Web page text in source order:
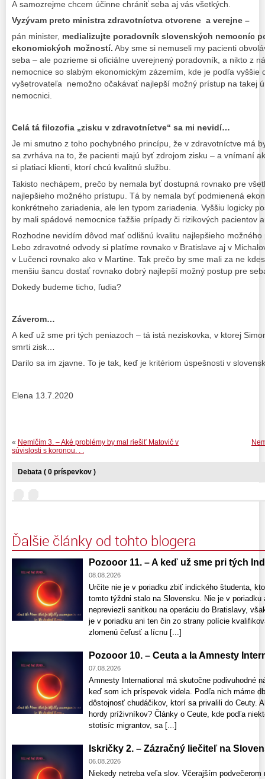
A samozrejme chcem účinne chrániť seba aj vás všetkých.
Vyzývam preto ministra zdravotníctva otvorene a verejne –
pán minister, medializujte poradovník slovenských nemocníc
ekonomických možností. Aby sme si nemuseli my pacienti
seba – ale pozrieme si oficiálne uverejnený poradovník, a nikto z
nemocnice so slabým ekonomickým zázemím, kde je podľa vyššie
vyšetrovateľa nemožno očakávať najlepší možný prístup na takej
nemocnici.
Celá tá filozofia „zisku v zdravotníctve“ sa mi nevidí…
Je mi smutno z toho pochybného princípu, že v zdravotníctve má
sa zvrháva na to, že pacienti majú byť zdrojom zisku – a vnímaní
si platiaci klienti, ktorí chcú kvalitnú službu.
Takisto nechápem, prečo by nemala byť dostupná rovnako pre
najlepšieho možného prístupu. Tá by nemala byť podmienená
konkrétneho zariadenia, ale len typom zariadenia. Vyššiu logicky
by mali spádové nemocnice ťažšie prípady či rizikových pacientov
Rozhodne nevidím dôvod mať odlišnú kvalitu najlepšieho
Lebo zdravotné odvody si platíme rovnako v Bratislave aj v
v Lučenci rovnako ako v Martine. Tak prečo by sme mali za ne
menšiu šancu dostať rovnako dobrý najlepší možný postup pre
Dokedy budeme ticho, ľudia?
Záverom…
A keď už sme pri tých peniazoch – tá istá neziskovka, v ktorej
smrti zisk…
Darilo sa im zjavne. To je tak, keď je kritériom úspešnosti v
Elena 13.7.2020
« Nemlčím 3. – Aké problémy by mal riešiť Matovič v
súvislosti s koronou. . .
Debata ( 0 príspevkov )
Ďalšie články od tohto blogera
Pozooor 11. – A keď už sme pri tých
08.08.2026
Určite nie je v poriadku zbiť indického študenta,
tomto týždni stalo na Slovensku. Nie je v
nepreviezli sanitkou na operáciu do Bratislavy,
je v poriadku ani ten čin zo strany polície
zlomenú čeľusť a lícnu [...]
Pozooor 10. – Ceuta a la Amnesty
07.08.2026
Amnesty International má skutočne podivuhodné
keď som ich príspevok videla. Podľa nich máme
dôstojnosť chudáčikov, ktorí sa privalili do Ceuty.
hordy príživníkov? Články o Ceute, kde podľa
stotisíc migrantov, sa [...]
Iskričky 2. – Zázračný liečiteľ na
06.08.2026
Niekedy netreba veľa slov. Včerajším